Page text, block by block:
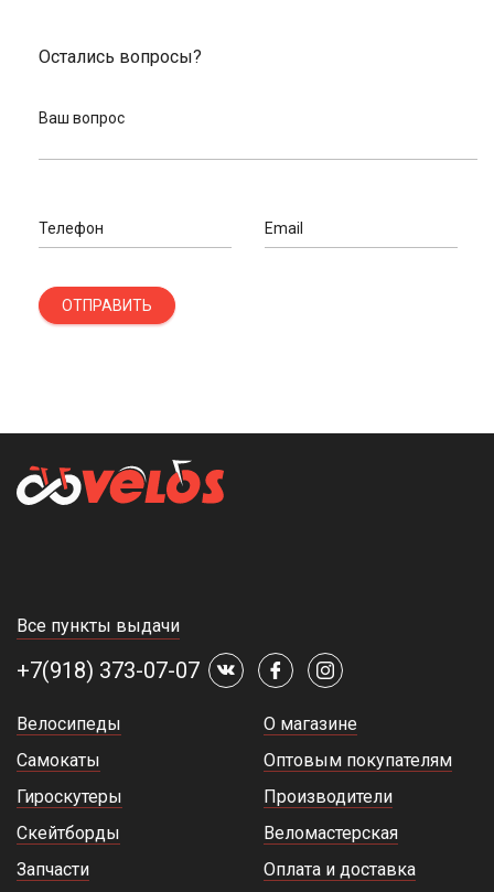
воспользоваться формой обратной связи на сайте. Вы
Остались вопросы?
Ваш вопрос
Телефон Email
ОТПРАВИТЬ
Все пункты выдачи
+7(918) 373-07-07
Велосипеды
Самокаты
Гироскутеры
Скейтборды
Запчасти
О магазине
Оптовым покупателям
Производители
Веломастерская
Оплата и доставка